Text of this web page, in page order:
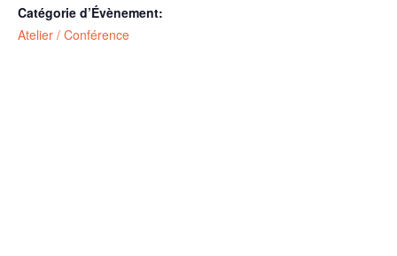
Catégorie d’Évènement:
Atelier / Conférence